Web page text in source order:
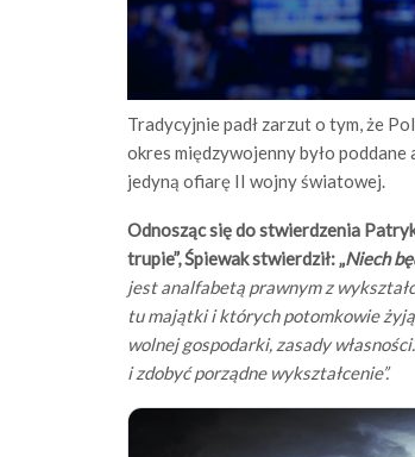
Tradycyjnie padł zarzut o tym, że
okres międzywojenny było
jedyną ofiarę II wojny światowej.
Odnosząc się do stwierdzenia
trupie”,Śpiewak stwierdził: „Niech
jest analfabetą prawnym z
tu majątki i których potomkowie
wolnej gospodarki, zasady
i zdobyć porządne wykształcenie”.